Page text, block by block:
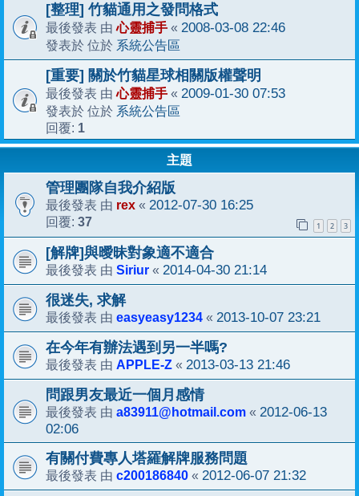
[整理] 竹貓通用之發問格式
最後發表 由心靈捕手 « 2008-03-08 22:46
發表於 位於 系統公告區
[重要] 關於竹貓星球相關版權聲明
最後發表 由心靈捕手 « 2009-01-30 07:53
發表於 位於 系統公告區
回覆: 1
主題
管理團隊自我介紹版
最後發表 由 rex « 2012-07-30 16:25
回覆: 37 1 2 3
[解牌]與曖昧對象適不適合
最後發表 由 Siriur « 2014-04-30 21:14
很迷失, 求解
最後發表 由 easyeasy1234 « 2013-10-07 23:21
在今年有辦法遇到另一半嗎?
最後發表 由 APPLE-Z « 2013-03-13 21:46
問跟男友最近一個月感情
最後發表 由 a83911@hotmail.com « 2012-06-13
02:06
有關付費專人塔羅解牌服務問題
最後發表 由 c200186840 « 2012-06-07 21:32